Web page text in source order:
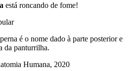
está roncando de fome!
é o nome dado à parte posterior e
da panturrilha.
Humana, 2020